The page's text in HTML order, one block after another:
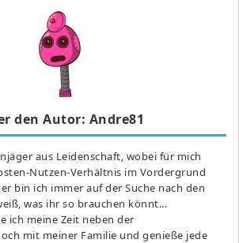
den Autor: Andre81
aus Leidenschaft, wobei für mich
Nutzen-Verhältnis im Vordergrund
bin ich immer auf der Suche nach den
was ihr so brauchen könnt...
ich meine Zeit neben der
mit meiner Familie und genieße jede